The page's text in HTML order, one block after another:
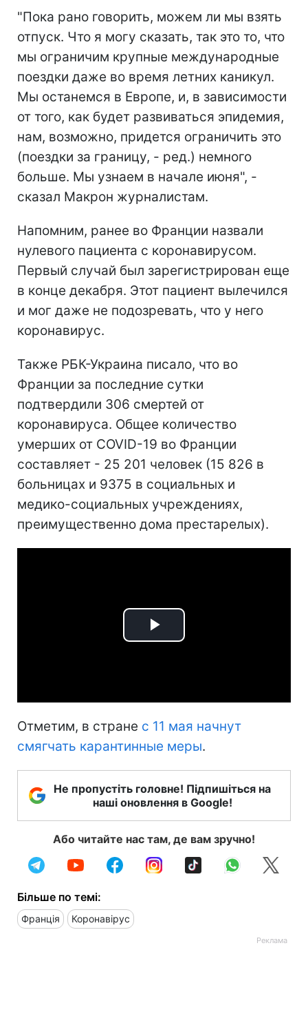
"Пока рано говорить, можем ли мы взять
отпуск. Что я могу сказать, так это то, что
мы ограничим крупные международные
поездки даже во время летних каникул.
Мы останемся в Европе, и, в зависимости
от того, как будет развиваться эпидемия,
нам, возможно, придется ограничить это
(поездки за границу, - ред.) немного
больше. Мы узнаем в начале июня", -
сказал Макрон журналистам.
Напомним, ранее во Франции назвали
нулевого пациента с коронавирусом.
Первый случай был зарегистрирован еще
в конце декабря. Этот пациент вылечился
и мог даже не подозревать, что у него
коронавирус.
Также РБК-Украина писало, что во
Франции за последние сутки
подтвердили 306 смертей от
коронавируса. Общее количество
умерших от COVID-19 во Франции
составляет - 25 201 человек (15 826 в
больницах и 9375 в социальных и
медико-социальных учреждениях,
преимущественно дома престарелых).
Play
Отметим, в стране с 11 мая начнут
смягчать карантинные меры.
Не пропустіть головне! Підпишіться на
наші оновлення в Google!
Або читайте нас там, де вам зручно!
Більше по темі:
Франція Коронавірус